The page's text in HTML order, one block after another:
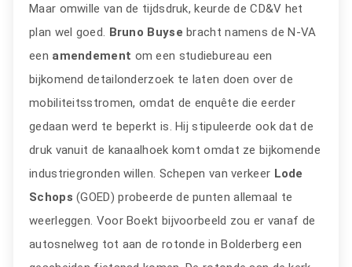
Maar omwille van de tijdsdruk, keurde de CD&V het
plan wel goed. Bruno Buyse bracht namens de N-VA
een amendement om een studiebureau een
bijkomend detailonderzoek te laten doen over de
mobiliteitsstromen, omdat de enquête die eerder
gedaan werd te beperkt is. Hij stipuleerde ook dat de
druk vanuit de kanaalhoek komt omdat ze bijkomende
industriegronden willen. Schepen van verkeer Lode
Schops (GOED) probeerde de punten allemaal te
weerleggen. Voor Boekt bijvoorbeeld zou er vanaf de
autosnelweg tot aan de rotonde in Bolderberg een